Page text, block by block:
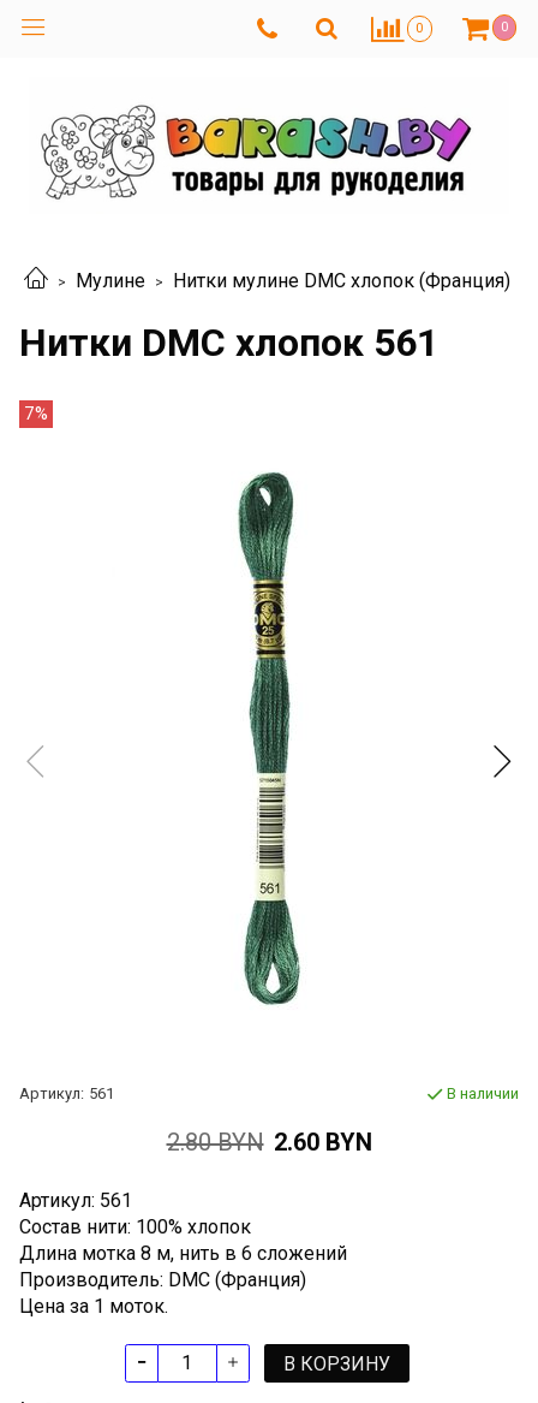
0 0
Мулине Нитки мулине DMC хлопок (Франция)
Нитки DMC хлопок 561
7%
Артикул: 561 В наличии
2.80 BYN 2.60 BYN
Артикул: 561
Состав нити: 100% хлопок
Длина мотка 8 м, нить в 6 сложений
Производитель: DMC (Франция)
Цена за 1 моток.
В КОРЗИНУ